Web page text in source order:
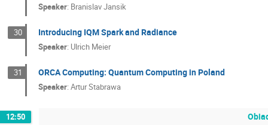
Speaker: Branislav Jansik
30 Introducing IQM Spark and Radiance
Speaker: Ulrich Meier
31 ORCA Computing: Quantum Computing in Poland
Speaker:Artur Stabrawa
12:50